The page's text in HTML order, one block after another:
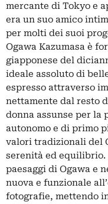
mercante di Tokyo e
era un suo amico
per molti dei suoi
Ogawa Kazumasa è
giapponese del
ideale assoluto di
espresso attraverso
nettamente dal resto
donna assunse per la
autonomo e di primo
valori tradizionali del
serenità ed
paesaggi di Ogawa e
nuova e funzionale
fotografie, mettendo